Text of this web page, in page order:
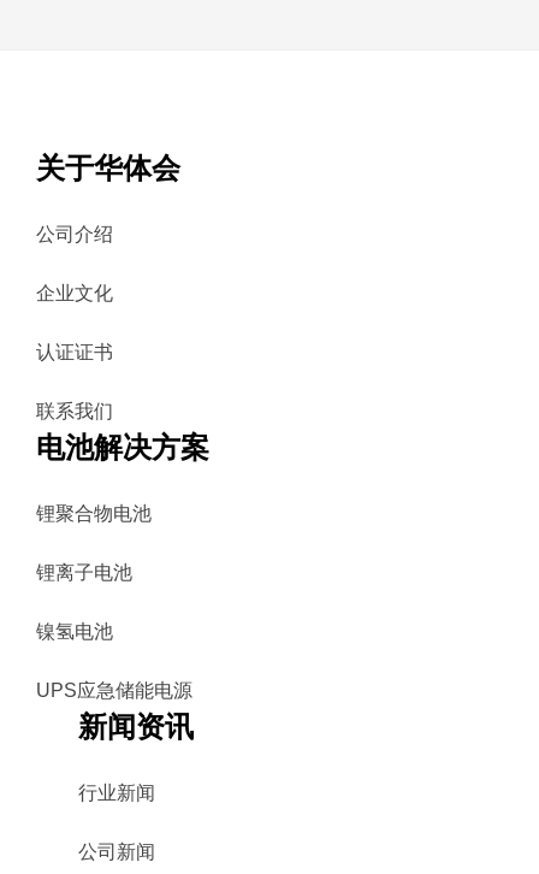
关于华体会
公司介绍
企业文化
认证证书
联系我们
电池解决方案
锂聚合物电池
锂离子电池
镍氢电池
UPS应急储能电源
新闻资讯
行业新闻
公司新闻